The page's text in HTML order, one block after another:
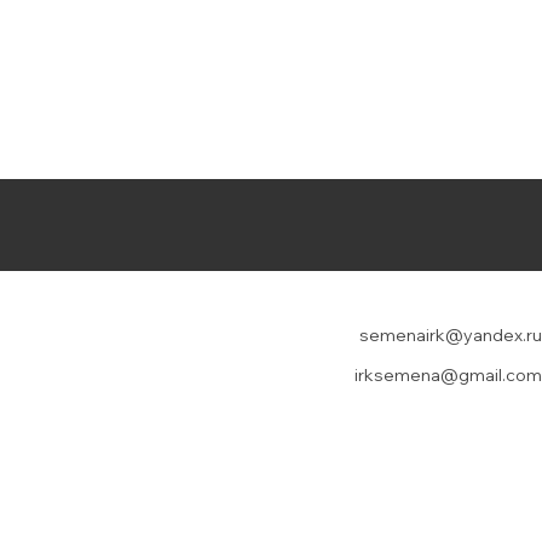
semenairk@yandex.ru
irksemena@gmail.com